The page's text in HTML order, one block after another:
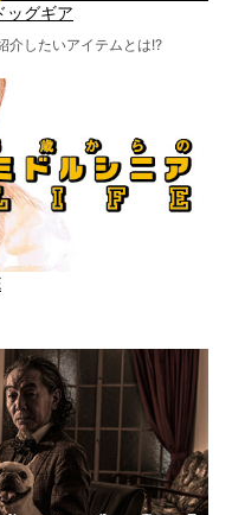
ッグギア
介したいアイテムとは!?